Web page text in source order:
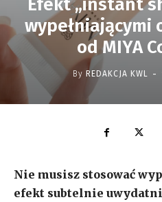
Efekt „instant
wypełniającymi
od MIYA
By REDAKCJA KWL -
Nie musisz stosować
efekt subtelnie